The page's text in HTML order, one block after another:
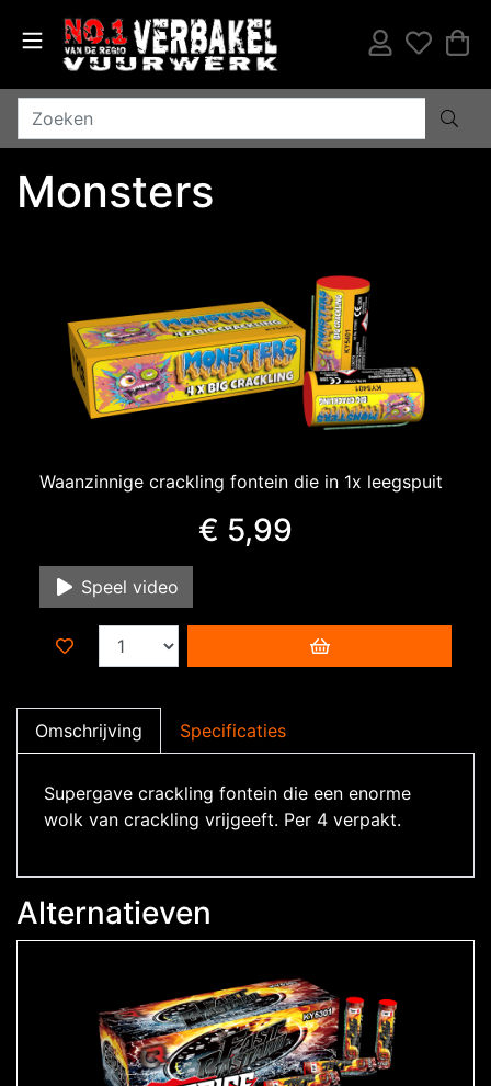
Monsters
Waanzinnige crackling fontein die in 1x leegspuit
€ 5,99
Speel video
Omschrijving Specificaties
Supergave crackling fontein die een enorme
wolk van crackling vrijgeeft. Per 4 verpakt.
Alternatieven